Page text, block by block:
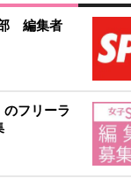
編集者
のフリーラ